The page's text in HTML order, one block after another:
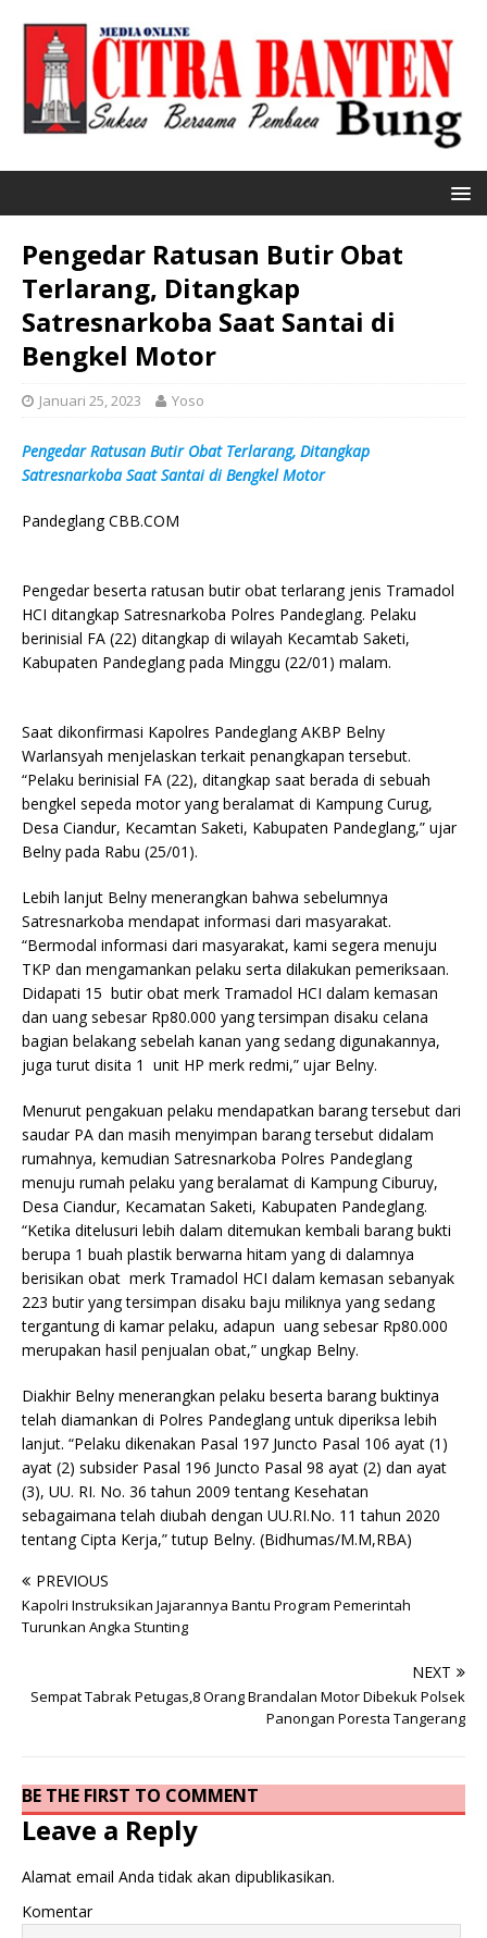
Pengedar Ratusan Butir Obat
Terlarang, Ditangkap
Satresnarkoba Saat Santai di
Bengkel Motor
Januari 25, 2023 Yoso
Pengedar Ratusan Butir Obat Terlarang, Ditangkap
Satresnarkoba Saat Santai di Bengkel Motor
Pandeglang CBB.COM
Pengedar beserta ratusan butir obat terlarang jenis Tramadol
HCI ditangkap Satresnarkoba Polres Pandeglang. Pelaku
berinisial FA (22) ditangkap di wilayah Kecamtab Saketi,
Kabupaten Pandeglang pada Minggu (22/01) malam.
Saat dikonfirmasi Kapolres Pandeglang AKBP Belny
Warlansyah menjelaskan terkait penangkapan tersebut.
“Pelaku berinisial FA (22), ditangkap saat berada di sebuah
bengkel sepeda motor yang beralamat di Kampung Curug,
Desa Ciandur, Kecamtan Saketi, Kabupaten Pandeglang,” ujar
Belny pada Rabu (25/01).
Lebih lanjut Belny menerangkan bahwa sebelumnya
Satresnarkoba mendapat informasi dari masyarakat.
“Bermodal informasi dari masyarakat, kami segera menuju
TKP dan mengamankan pelaku serta dilakukan pemeriksaan.
Didapati 15 butir obat merk Tramadol HCI dalam kemasan
dan uang sebesar Rp80.000 yang tersimpan disaku celana
bagian belakang sebelah kanan yang sedang digunakannya,
juga turut disita 1 unit HP merk redmi,” ujar Belny.
Menurut pengakuan pelaku mendapatkan barang tersebut dari
saudar PA dan masih menyimpan barang tersebut didalam
rumahnya, kemudian Satresnarkoba Polres Pandeglang
menuju rumah pelaku yang beralamat di Kampung Ciburuy,
Desa Ciandur, Kecamatan Saketi, Kabupaten Pandeglang.
“Ketika ditelusuri lebih dalam ditemukan kembali barang bukti
berupa 1 buah plastik berwarna hitam yang di dalamnya
berisikan obat merk Tramadol HCI dalam kemasan sebanyak
223 butir yang tersimpan disaku baju miliknya yang sedang
tergantung di kamar pelaku, adapun uang sebesar Rp80.000
merupakan hasil penjualan obat,” ungkap Belny.
Diakhir Belny menerangkan pelaku beserta barang buktinya
telah diamankan di Polres Pandeglang untuk diperiksa lebih
lanjut. “Pelaku dikenakan Pasal 197 Juncto Pasal 106 ayat (1)
ayat (2) subsider Pasal 196 Juncto Pasal 98 ayat (2) dan ayat
(3), UU. RI. No. 36 tahun 2009 tentang Kesehatan
sebagaimana telah diubah dengan UU.RI.No. 11 tahun 2020
tentang Cipta Kerja,” tutup Belny. (Bidhumas/M.M,RBA)
PREVIOUS
Kapolri Instruksikan Jajarannya Bantu Program Pemerintah
Turunkan Angka Stunting
NEXT
Sempat Tabrak Petugas,8 Orang Brandalan Motor Dibekuk Polsek
Panongan Poresta Tangerang
BE THE FIRST TO COMMENT
Leave a Reply
Alamat email Anda tidak akan dipublikasikan.
Komentar